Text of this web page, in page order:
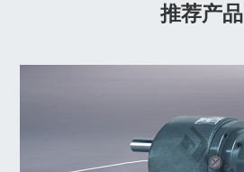
推荐产品